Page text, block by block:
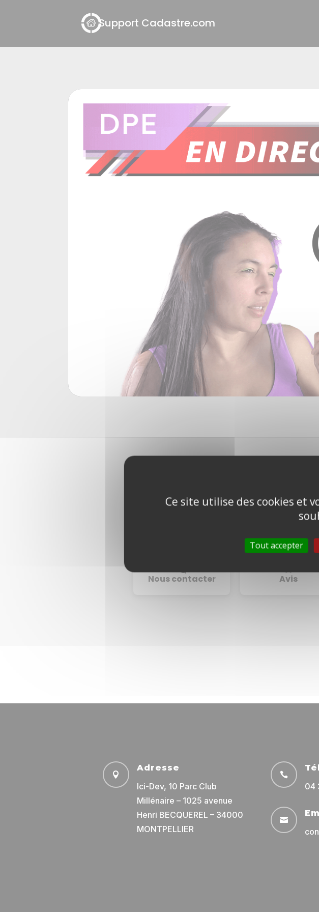
Support Cadastre.com
1 mois offert
Nous contacter Avis

Adresse
Ici-Dev, 10 Parc Club
Millénaire – 1025 avenue
Henri BECQUEREL – 34000
MONTPELLIER

04

Ce site utilise des cookies et
Tout accepter